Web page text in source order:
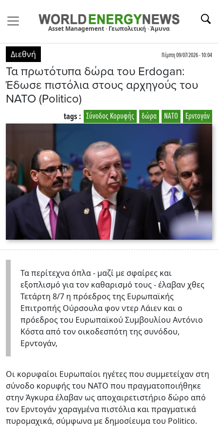
Asset Management · Γεωπολιτική · Άμυνα
Διεθνή Πέμπτη 09/07/2026 - 10:04
Τα πρωτότυπα δώρα του Erdogan:
Έδωσε πιστόλια στους αρχηγούς του
ΝΑΤΟ (Politico)
Ερντογάν
ΝΑΤΟ
δώρα
Σύνοδος Κορυφής
tags :
Τα περίτεχνα όπλα - μαζί με σφαίρες και
εξοπλισμό για τον καθαρισμό τους - έλαβαν χθες
Τετάρτη 8/7 η πρόεδρος της Ευρωπαϊκής
Επιτροπής Ούρσουλα φον ντερ Λάιεν και ο
πρόεδρος του Ευρωπαϊκού Συμβουλίου Αντόνιο
Κόστα από τον οικοδεσπότη της συνόδου,
Ερντογάν,
Οι κορυφαίοι Ευρωπαίοι ηγέτες που συμμετείχαν στη
σύνοδο κορυφής του ΝΑΤΟ που πραγματοποιήθηκε
στην Άγκυρα έλαβαν ως αποχαιρετιστήριο δώρο από
τον Ερντογάν χαραγμένα πιστόλια και πραγματικά
πυρομαχικά, σύμφωνα με δημοσίευμα του Politico.